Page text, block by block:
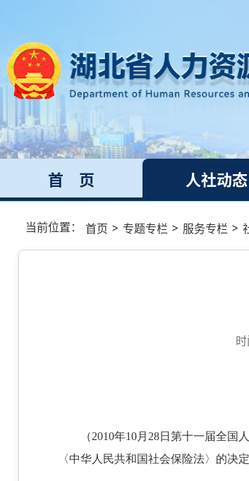
首 页 人社动态
当前位置： 首页 > 专题专栏 > 服务专栏 >
（2010年10月28日第十一届全
〈中华人民共和国社会保险法〉的决定